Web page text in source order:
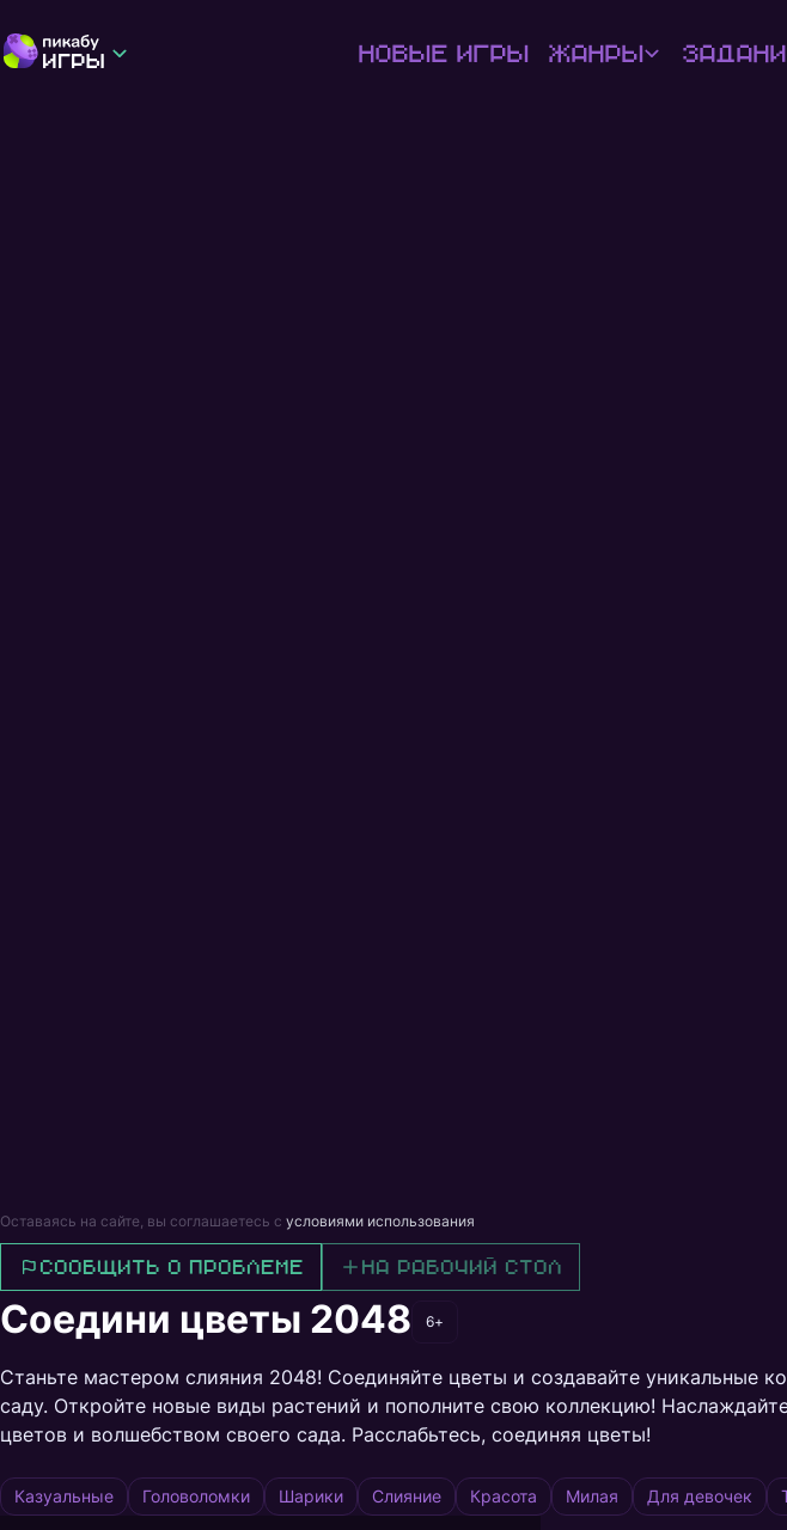
Новые игры Жанры
Оставаясь на сайте, вы соглашаетесь с условиями использования
Сообщить о проблеме На рабочий стол
Соедини цветы 2048 6+
Станьте мастером слияния 2048! Соединяйте цветы и создавайте уникальные
саду. Откройте новые виды растений и пополните свою коллекцию!
цветов и волшебством своего сада. Расслабьтесь, соединяя цветы!
Казуальные Головоломки Шарики Слияние Красота Милая Для девочек